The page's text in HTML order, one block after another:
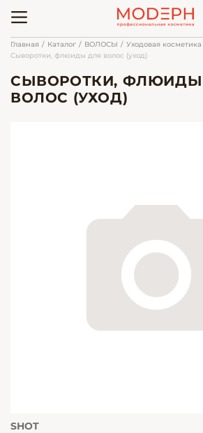
Главная Каталог ВОЛОСЫ
Уходовая косметика
Сыворотки, флюиды для волос (уход)
СЫВОРОТКИ, ФЛЮИДЫ
ВОЛОС (УХОД)
SHOT